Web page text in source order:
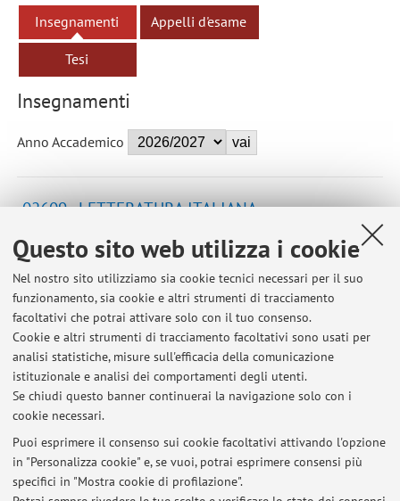
Questo sito web utilizza i cookie
Nel nostro sito utilizziamo sia cookie tecnici necessari per il suo
funzionamento, sia cookie e altri strumenti di tracciamento
facoltativi che potrai attivare solo con il tuo consenso.
Cookie e altri strumenti di tracciamento facoltativi sono usati per
analisi statistiche, misure sull'efficacia della comunicazione
istituzionale e analisi dei comportamenti degli utenti.
Se chiudi questo banner continuerai la navigazione solo con i
cookie necessari.
Puoi esprimere il consenso sui cookie facoltativi attivando l'opzione
in "Personalizza cookie" e, se vuoi, potrai esprimere consensi più
specifici in "Mostra cookie di profilazione".
Insegnamenti Appelli d'esame
Tesi
Insegnamenti
Anno Accademico
02609 - LETTERATURA ITALIANA
Campus:Bologna
Corso:
Laurea in Filosofia
Periodo delle lezioni: dal 1 aprile 2027 al 11 maggio
2027
Orario delle lezioni
Ultimi avvisi